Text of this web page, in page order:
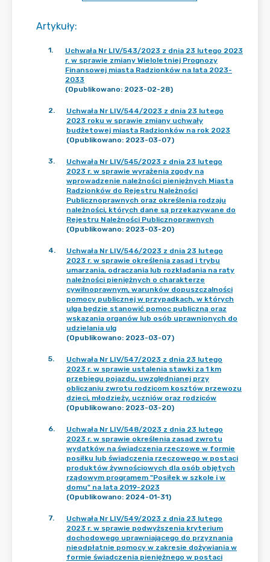
Artykuły:
1.
Uchwała Nr LIV/543/2023 z dnia 23 lutego 2023
r. w sprawie zmiany Wieloletniej Prognozy
Finansowej miasta Radzionków na lata 2023-
2033
(Opublikowano: 2023-02-28)
2.
Uchwała Nr LIV/544/2023 z dnia 23 lutego
2023 roku w sprawie zmiany uchwały
budżetowej miasta Radzionków na rok 2023
(Opublikowano: 2023-03-07)
3.
Uchwała Nr LIV/545/2023 z dnia 23 lutego
2023 r. w sprawie wyrażenia zgody na
wprowadzenie należności pieniężnych Miasta
Radzionków do Rejestru Należności
Publicznoprawnych oraz określenia rodzaju
należności, których dane są przekazywane do
Rejestru Należności Publicznoprawnych
(Opublikowano: 2023-03-20)
4.
Uchwała Nr LIV/546/2023 z dnia 23 lutego
2023 r. w sprawie określenia zasad i trybu
umarzania, odraczania lub rozkładania na raty
należności pieniężnych o charakterze
cywilnoprawnym, warunków dopuszczalności
pomocy publicznej w przypadkach, w których
ulga będzie stanowić pomoc publiczną oraz
wskazania organów lub osób uprawnionych do
udzielania ulg
(Opublikowano: 2023-03-07)
5.
Uchwała Nr LIV/547/2023 z dnia 23 lutego
2023 r. w sprawie ustalenia stawki za 1 km
przebiegu pojazdu, uwzględnianej przy
obliczaniu zwrotu rodzicom kosztów przewozu
dzieci, młodzieży, uczniów oraz rodziców
(Opublikowano: 2023-03-20)
6.
Uchwała Nr LIV/548/2023 z dnia 23 lutego
2023 r. w sprawie określenia zasad zwrotu
wydatków na świadczenia rzeczowe w formie
posiłku lub świadczenia rzeczowego w postaci
produktów żywnościowych dla osób objętych
rządowym programem "Posiłek w szkole i w
domu" na lata 2019-2023
(Opublikowano: 2024-01-31)
7.
Uchwała Nr LIV/549/2023 z dnia 23 lutego
2023 r. w sprawie podwyższenia kryterium
dochodowego uprawniającego do przyznania
nieodpłatnie pomocy w zakresie dożywiania w
formie świadczenia pieniężnego w postaci